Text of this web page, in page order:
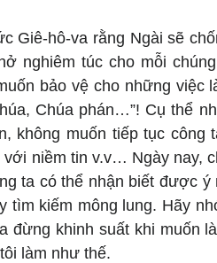
Giê-hô-va rằng Ngài sẽ
nghiêm túc cho mỗi
bảo vệ cho những việc
Chúa phán…”! Cụ thể
không muốn tiếp tục công
niềm tin v.v… Ngày nay,
ta có thể nhận biết được
tìm kiếm mông lung. Hãy
đừng khinh suất khi muốn
làm như thế.